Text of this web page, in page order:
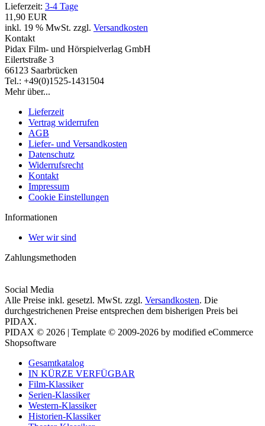
Lieferzeit: 3-4 Tage
11,90 EUR
inkl. 19 % MwSt. zzgl. Versandkosten
Kontakt
Pidax Film- und Hörspielverlag GmbH
Eilertstraße 3
66123 Saarbrücken
Tel.: +49(0)1525-1431504
Mehr über...
Lieferzeit
Vertrag widerrufen
AGB
Liefer- und Versandkosten
Datenschutz
Widerrufsrecht
Kontakt
Impressum
Cookie Einstellungen
Informationen
Wer wir sind
Zahlungsmethoden
Social Media
Alle Preise inkl. gesetzl. MwSt. zzgl. Versandkosten. Die
durchgestrichenen Preise entsprechen dem bisherigen Preis bei
PIDAX.
PIDAX © 2026 | Template © 2009-2026 by modified eCommerce
Shopsoftware
Gesamtkatalog
IN KÜRZE VERFÜGBAR
Film-Klassiker
Serien-Klassiker
Western-Klassiker
Historien-Klassiker